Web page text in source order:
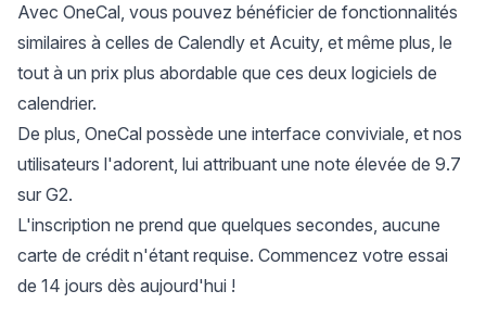
Avec OneCal, vous pouvez bénéficier de fonctionnalités
similaires à celles de Calendly et Acuity, et même plus, le
tout à un prix plus abordable que ces deux logiciels de
calendrier.
De plus, OneCal possède une interface conviviale, et nos
utilisateurs l'adorent, lui attribuant une note élevée de 9.7
sur G2.
L'inscription ne prend que quelques secondes, aucune
carte de crédit n'étant requise. Commencez votre essai
de 14 jours dès aujourd'hui !